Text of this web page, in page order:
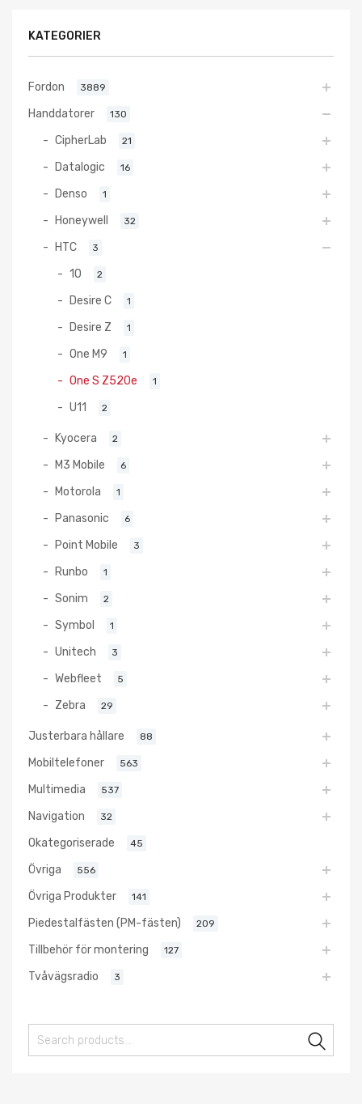
KATEGORIER
Fordon 3889
Handdatorer 130
CipherLab 21
Datalogic 16
Denso 1
Honeywell 32
HTC 3
10 2
Desire C 1
Desire Z 1
One M9 1
One S Z520e 1
U11 2
Kyocera 2
M3 Mobile 6
Motorola 1
Panasonic 6
Point Mobile 3
Runbo 1
Sonim 2
Symbol 1
Unitech 3
Webfleet 5
Zebra 29
Justerbara hållare 88
Mobiltelefoner 563
Multimedia 537
Navigation 32
Okategoriserade 45
Övriga 556
Övriga Produkter 141
Piedestalfästen (PM-fästen) 209
Tillbehör för montering 127
Tvåvägsradio 3